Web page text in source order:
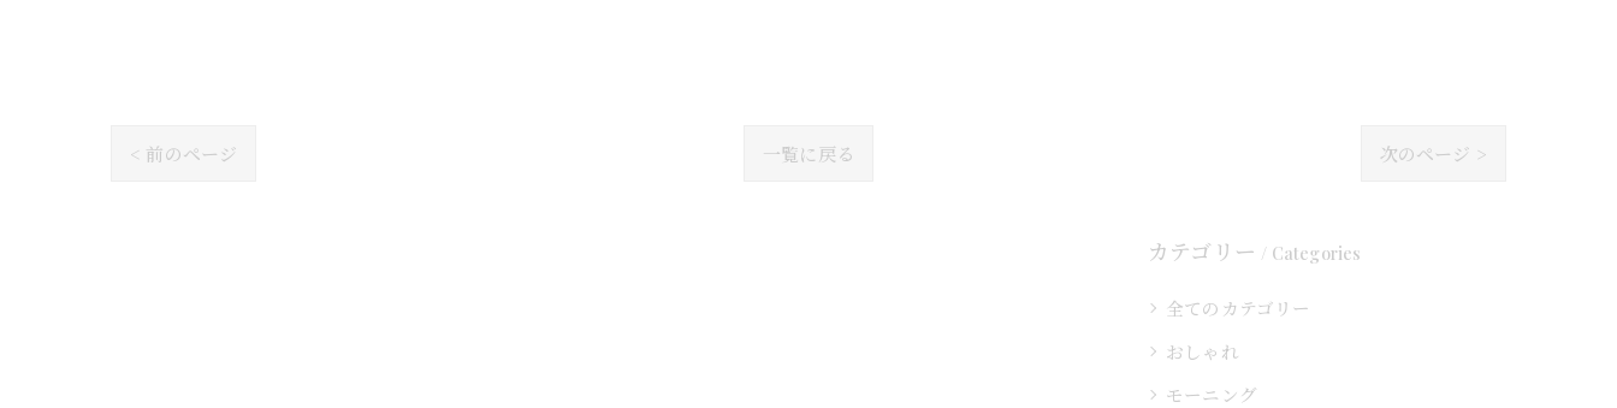
< 前のページ 一覧に戻る 次のページ >
カテゴリー Categories
全てのカテゴリー
おしゃれ
モーニング